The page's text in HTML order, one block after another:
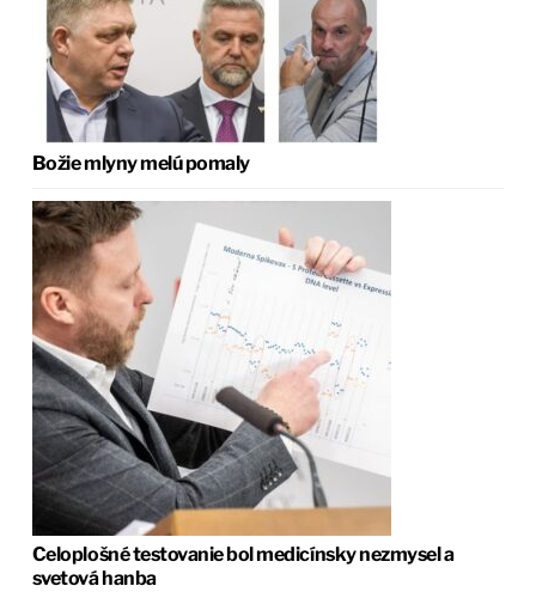
Božie mlyny melú pomaly
Celoplošné testovanie bol medicínsky nezmysel a
svetová hanba